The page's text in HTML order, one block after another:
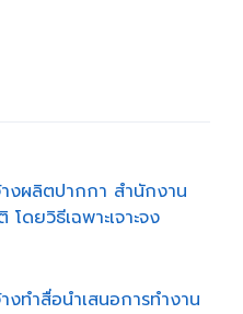
างผลิตปากกา สำนักงาน
ดยวิธีเฉพาะเจาะจง
งทำสื่อนำเสนอการทำงาน